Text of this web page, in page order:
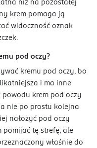
niż na pozostałej
krem pomaga ją
widoczność oznak
pod oczy?
kremu pod oczy, bo
i ma inne
powodu krem pod oczy
nie po prostu kolejna
nałożyć pod oczy
pomijać tę strefę, ale
właśnie do